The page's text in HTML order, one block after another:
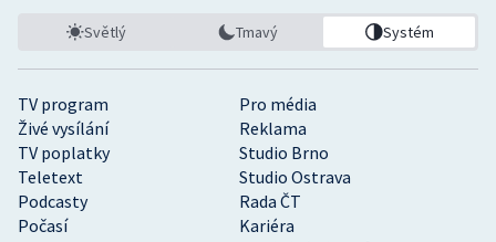
TV program
Pro média
Živé vysílání
Reklama
TV poplatky
Studio Brno
Teletext
Studio Ostrava
Podcasty
Rada ČT
Počasí
Kariéra
Světlý Tmavý Systém